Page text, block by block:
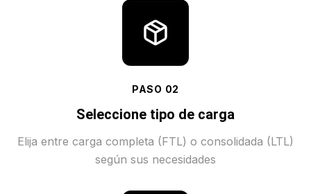
PASO 02
Seleccione tipo de carga
Elija entre carga completa (FTL) o consolidada (LTL)
según sus necesidades